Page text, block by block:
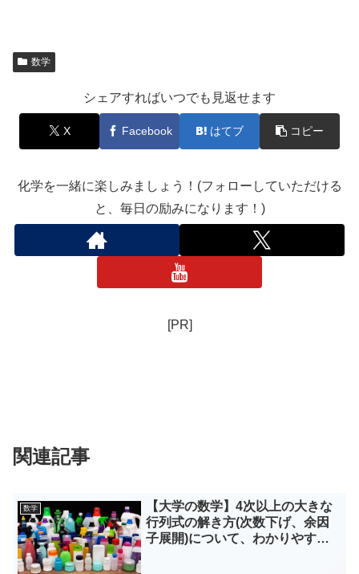
数学
シェアすればいつでも見返せます
X Facebook はてブ コピー
化学を一緒に楽しみましょう！(フォローしていただける
と、毎日の励みになります！)
[PR]
関連記事
数学
【大学の数学】4次以上の大きな
行列式の解き方(次数下げ、余因
子展開)について、わかりやすく